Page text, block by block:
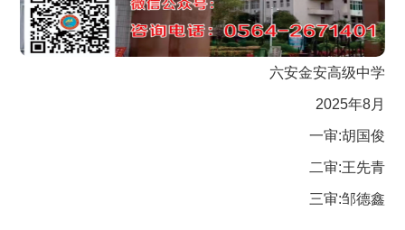
六安金安高级中学
2025年8月
一审:胡国俊
二审:王先青
三审:邹德鑫